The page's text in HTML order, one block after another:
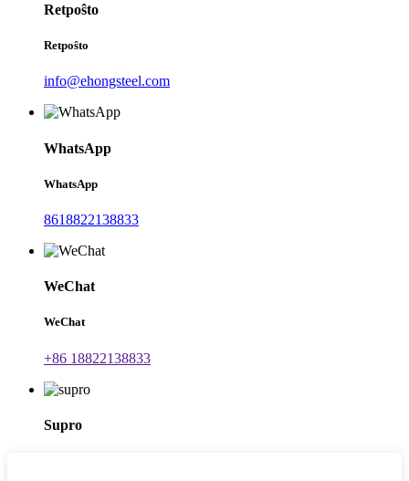
Retpoŝto
Retpoŝto
info@ehongsteel.com
WhatsApp
WhatsApp
8618822138833
WeChat
WeChat
+86 18822138833
Supro